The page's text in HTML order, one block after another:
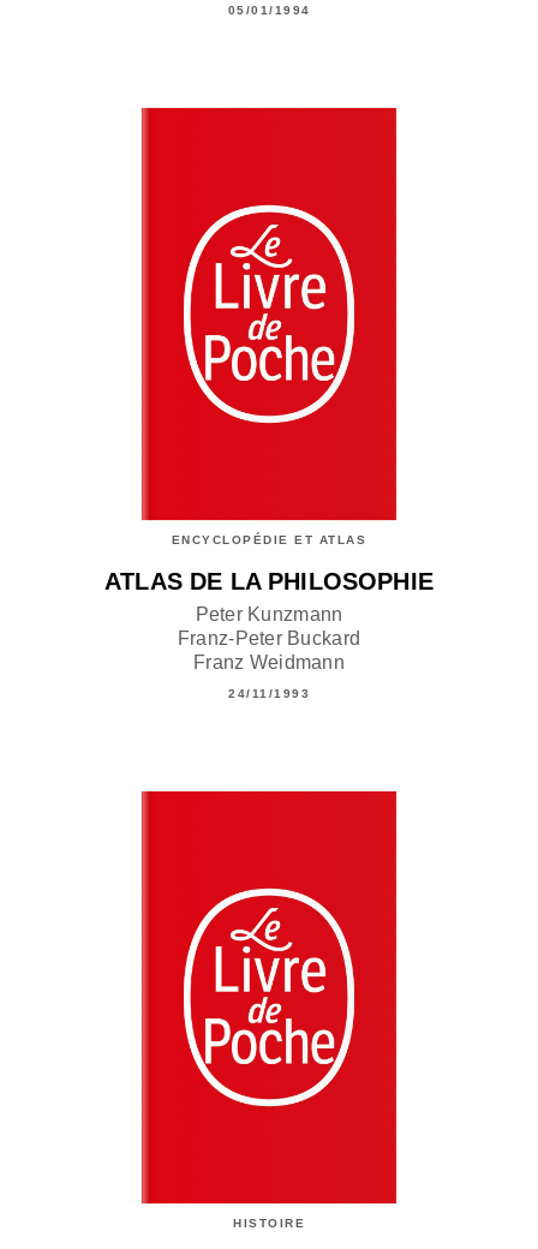
05/01/1994
ENCYCLOPÉDIE ET ATLAS
ATLAS DE LA PHILOSOPHIE
Peter Kunzmann
Franz-Peter Buckard
Franz Weidmann
24/11/1993
HISTOIRE